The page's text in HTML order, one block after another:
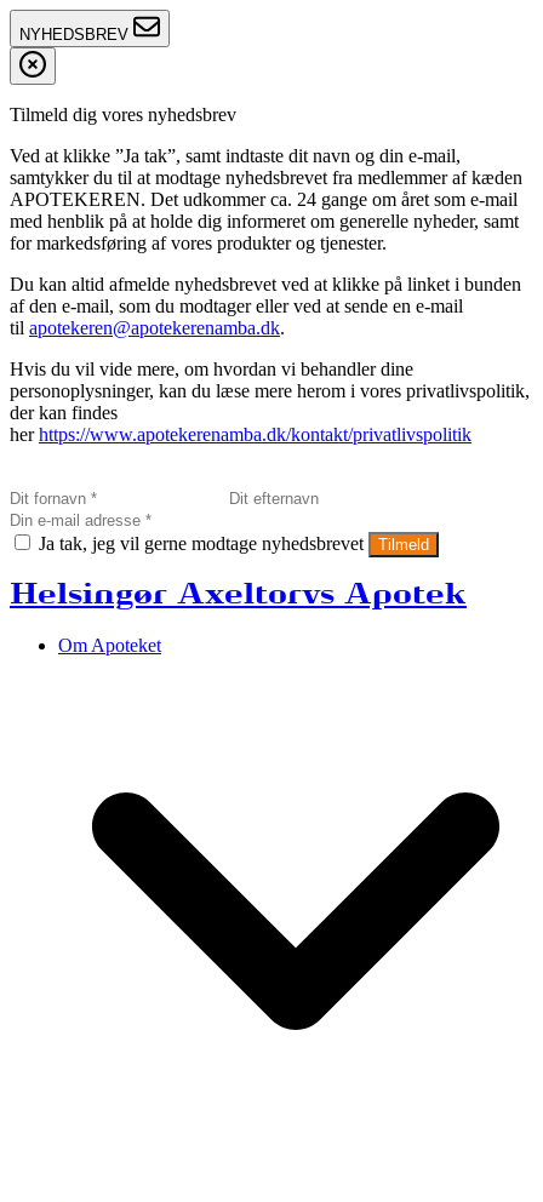
NYHEDSBREV
Tilmeld dig vores nyhedsbrev
Ved at klikke ”Ja tak”, samt indtaste dit navn og din e-mail,
samtykker du til at modtage nyhedsbrevet fra medlemmer af kæden
APOTEKEREN. Det udkommer ca. 24 gange om året som e-mail
med henblik på at holde dig informeret om generelle nyheder, samt
for markedsføring af vores produkter og tjenester.
Du kan altid afmelde nyhedsbrevet ved at klikke på linket i bunden
af den e-mail, som du modtager eller ved at sende en e-mail
til apotekeren@apotekerenamba.dk.
Hvis du vil vide mere, om hvordan vi behandler dine
personoplysninger, kan du læse mere herom i vores privatlivspolitik,
der kan findes
herhttps://www.apotekerenamba.dk/kontakt/privatlivspolitik
Ja tak, jeg vil gerne modtage nyhedsbrevet Tilmeld
Helsingør Axeltorvs Apotek
Om Apoteket